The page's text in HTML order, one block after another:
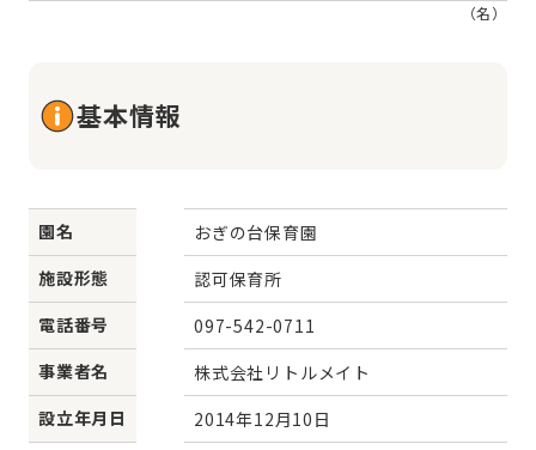
（名）
基本情報
園名
おぎの台保育園
施設形態
認可保育所
電話番号
097-542-0711
事業者名
株式会社リトルメイト
設立年月日
2014年12月10日